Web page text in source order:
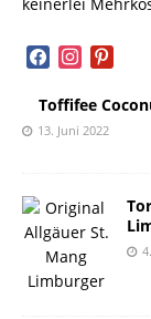
facebookinstagram
pinterest
Toffifee
13. Juni 2022